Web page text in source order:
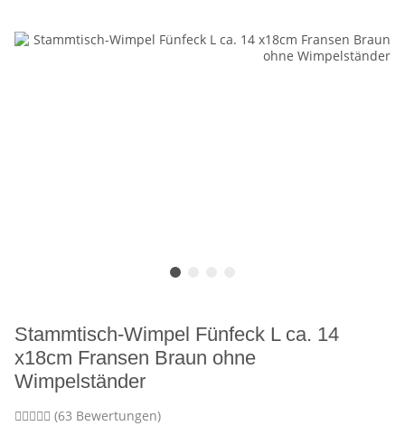
Stammtisch-Wimpel Fünfeck L ca. 14
x18cm Fransen Braun ohne
Wimpelständer
(63 Bewertungen)